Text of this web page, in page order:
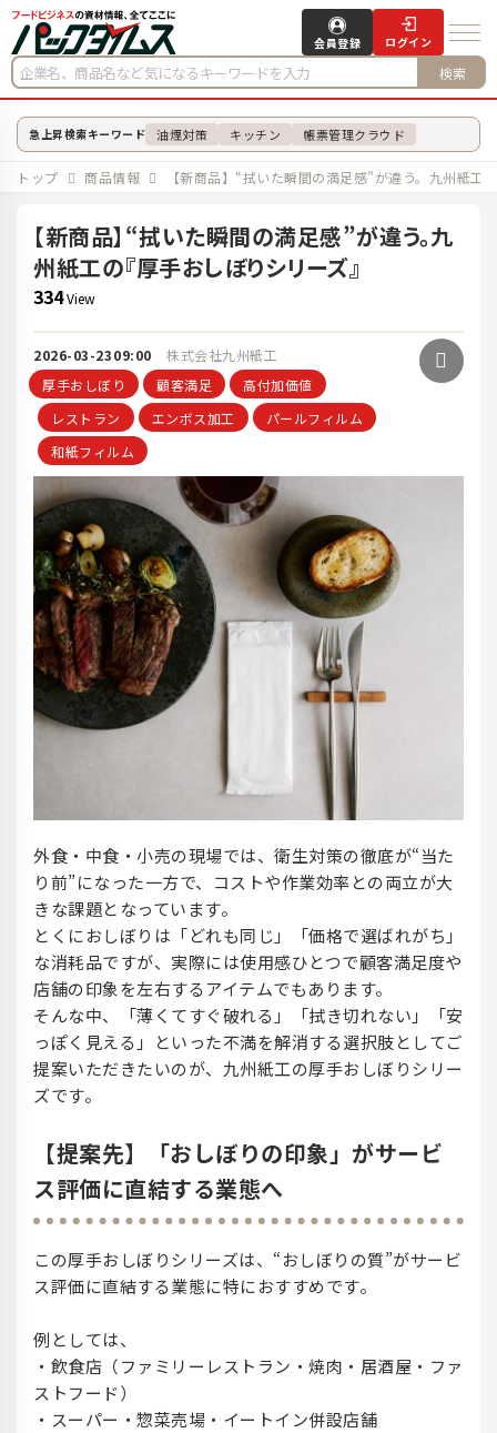
検索
会員登録 ログイン
急上昇検索キーワード 油煙対策 キッチン 帳票管理クラウド
トップ 商品情報 【新商品】“拭いた瞬間の満足感”が違う。九州紙工
【新商品】“拭いた瞬間の満足感”が違う。九
州紙工の『厚手おしぼりシリーズ』
334View
2026-03-2309:00
株式会社九州紙工
厚手おしぼり
顧客満足
高付加価値
レストラン
エンボス加工
パールフィルム
和紙フィルム
外食・中食・小売の現場では、衛生対策の徹底が“当た
り前”になった一方で、コストや作業効率との両立が大
きな課題となっています。
とくにおしぼりは「どれも同じ」「価格で選ばれがち」
な消耗品ですが、実際には使用感ひとつで顧客満足度や
店舗の印象を左右するアイテムでもあります。
そんな中、「薄くてすぐ破れる」「拭き切れない」「安
っぽく見える」といった不満を解消する選択肢としてご
提案いただきたいのが、九州紙工の厚手おしぼりシリー
ズです。
【提案先】「おしぼりの印象」がサービ
ス評価に直結する業態へ
この厚手おしぼりシリーズは、“おしぼりの質”がサービ
ス評価に直結する業態に特におすすめです。
例としては、
・飲食店（ファミリーレストラン・焼肉・居酒屋・ファ
ストフード）
・スーパー・惣菜売場・イートイン併設店舗